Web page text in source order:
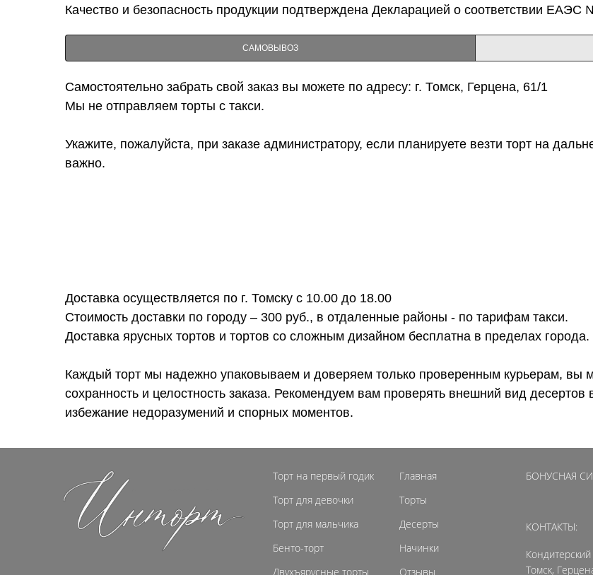
Качество и безопасность продукции подтверждена Декларацией о соответствии
САМОВЫВОЗ
Самостоятельно забрать свой заказ вы можете по адресу: г. Томск, Герцена, 61/1
Мы не отправляем торты с такси.
Укажите, пожалуйста, при заказе администратору, если планируете везти торт на
важно.
Доставка осуществляется по г. Томску с 10.00 до 18.00
Стоимость доставки по городу – 300 руб., в отдаленные районы - по тарифам такси.
Доставка ярусных тортов и тортов со сложным дизайном бесплатна в пределах города.
Каждый торт мы надежно упаковываем и доверяем только проверенным курьерам, вы
сохранность и целостность заказа. Рекомендуем вам проверять внешний вид десертов
избежание недоразумений и спорных моментов.
Торт на первый годик
Торт для девочки
Торт для мальчика
Бенто-торт
Двухъярусные торты
Главная
Торты
Десерты
Начинки
Отзывы
БОНУСНАЯ
КОНТАКТЫ:
Томск,